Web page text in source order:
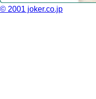
© 2001 joker.co.jp